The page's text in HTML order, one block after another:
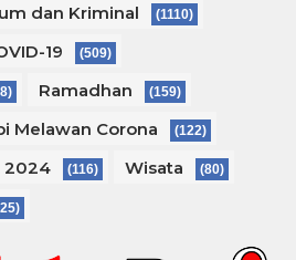
dan Kriminal (1110)
19 (509)
Ramadhan (159)
Melawan Corona (122)
2024 (116) Wisata (80)